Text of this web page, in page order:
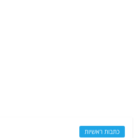
כתבות ראשיות